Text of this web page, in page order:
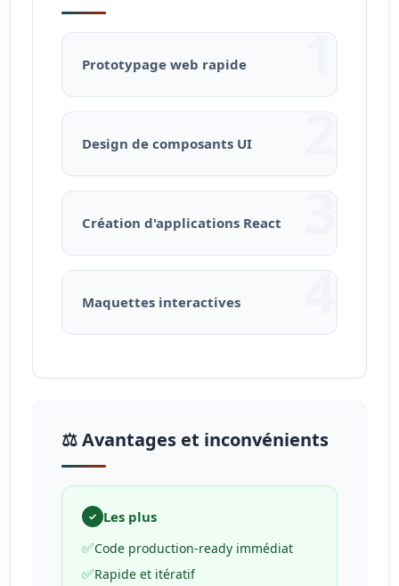
1
Prototypage web rapide
2
Design de composants UI
3
Création d'applications React
4
Maquettes interactives
⚖️ Avantages et inconvénients
✓ Les plus
✅Code production-ready immédiat
✅Rapide et itératif